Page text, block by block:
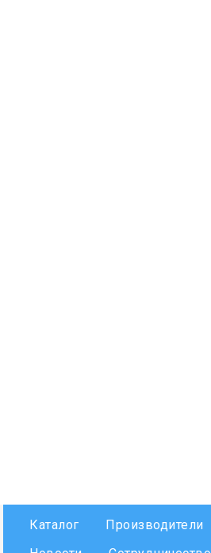
Каталог Производители